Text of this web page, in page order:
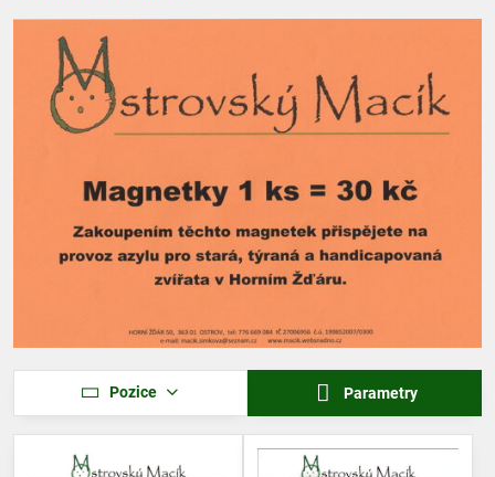
Pozice Parametry